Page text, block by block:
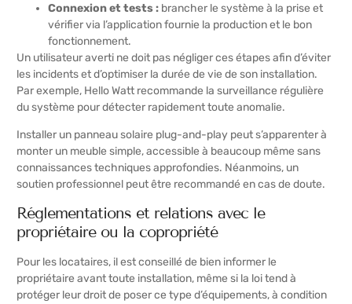
Connexion et tests : brancher le système à la prise et
vérifier via l’application fournie la production et le bon
fonctionnement.
Un utilisateur averti ne doit pas négliger ces étapes afin d’éviter
les incidents et d’optimiser la durée de vie de son installation.
Par exemple, Hello Watt recommande la surveillance régulière
du système pour détecter rapidement toute anomalie.
Installer un panneau solaire plug-and-play peut s’apparenter à
monter un meuble simple, accessible à beaucoup même sans
connaissances techniques approfondies. Néanmoins, un
soutien professionnel peut être recommandé en cas de doute.
Réglementations et relations avec le
propriétaire ou la copropriété
Pour les locataires, il est conseillé de bien informer le
propriétaire avant toute installation, même si la loi tend à
protéger leur droit de poser ce type d’équipements, à condition